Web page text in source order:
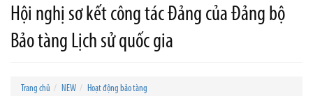
Hội nghị sơ kết công tác Đảng của Đảng bộ
Bảo tàng Lịch sử quốc gia
Trang chủ NEW Hoạt động bảo tàng